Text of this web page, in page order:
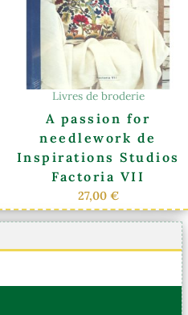
Livres de broderie
A passion for
needlework de
Inspirations Studios
Factoria VII
27,00 €